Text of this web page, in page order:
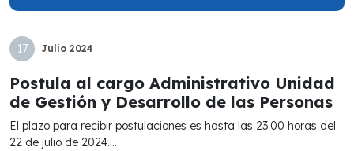
17 Julio 2024
Postula al cargo Administrativo Unidad
de Gestión y Desarrollo de las Personas
El plazo para recibir postulaciones es hasta las 23:00 horas del
22 de julio de 2024....